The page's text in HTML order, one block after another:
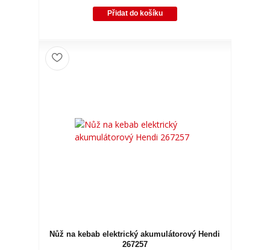
Přidat do košíku
Nůž na kebab elektrický akumulátorový Hendi
267257